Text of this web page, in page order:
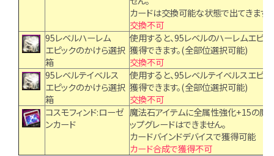
カードは交換可能な状態で出てきます。
交換不可
95レベルハーレム
エピックのかけら選択
箱
使用すると、95レベルのハーレムエピ
獲得できます。(全部位選択可能)
交換不可
95レベルテイベルス
エピックのかけら選択
箱
使用すると、95レベルテイベルスエピ
獲得できます。(全部位選択可能)
交換不可
コスモフィンド:ローゼ
ンカード
魔法石アイテムに全属性強化+15の魔
ップグレードはできません。
カードバインドデバイスで獲得可能
カード合成で獲得不可